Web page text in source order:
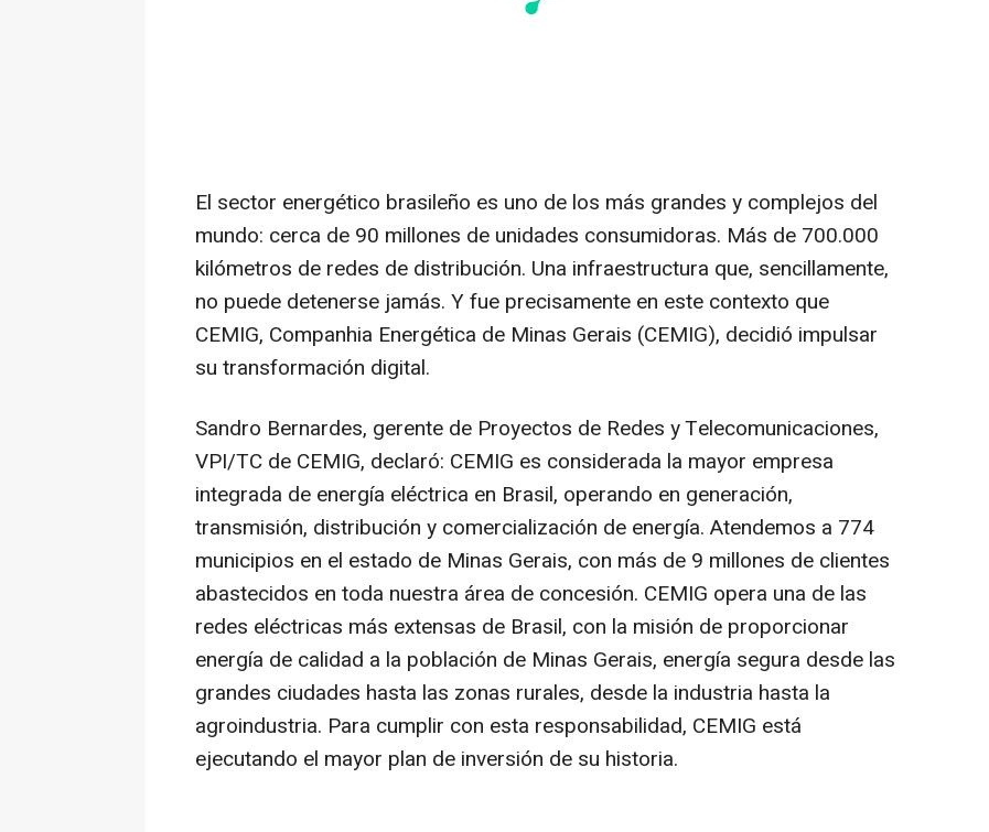
El sector energético brasileño es uno de los más grandes y complejos del
mundo: cerca de 90 millones de unidades consumidoras. Más de 700.000
kilómetros de redes de distribución. Una infraestructura que, sencillamente,
no puede detenerse jamás. Y fue precisamente en este contexto que
CEMIG, Companhia Energética de Minas Gerais (CEMIG), decidió impulsar
su transformación digital.
Sandro Bernardes, gerente de Proyectos de Redes y Telecomunicaciones,
VPI/TC de CEMIG, declaró: CEMIG es considerada la mayor empresa
integrada de energía eléctrica en Brasil, operando en generación,
transmisión, distribución y comercialización de energía. Atendemos a 774
municipios en el estado de Minas Gerais, con más de 9 millones de clientes
abastecidos en toda nuestra área de concesión. CEMIG opera una de las
redes eléctricas más extensas de Brasil, con la misión de proporcionar
energía de calidad a la población de Minas Gerais, energía segura desde las
grandes ciudades hasta las zonas rurales, desde la industria hasta la
agroindustria. Para cumplir con esta responsabilidad, CEMIG está
ejecutando el mayor plan de inversión de su historia.